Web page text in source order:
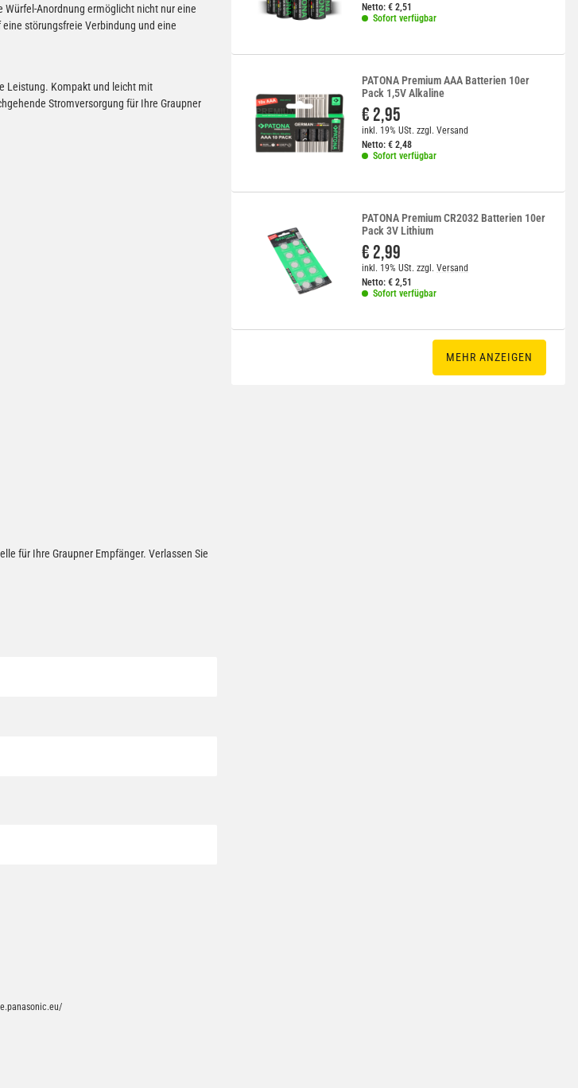
Anordnung ermöglicht nicht nur eine
störungsfreie Verbindung und eine
Leistung. Kompakt und leicht mit
Stromversorgung für Ihre Graupner
für Ihre Graupner Empfänger. Verlassen Sie
Netto: €2,51
Sofort verfügbar
PATONA Premium AAA Batterien 10er
Pack 1,5V Alkaline
€ 2,95
inkl. 19% USt. zzgl.Versand
Netto: €2,48
Sofort verfügbar
PATONA Premium CR2032 Batterien 10er
Pack 3V Lithium
€ 2,99
inkl. 19% USt. zzgl.Versand
Netto: €2,51
Sofort verfügbar
MEHR ANZEIGEN